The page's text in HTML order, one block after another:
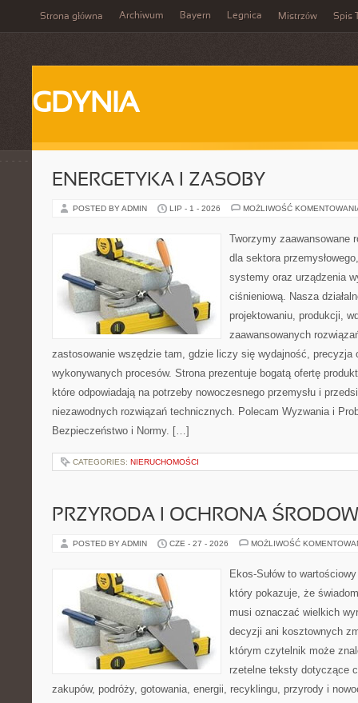
Strona główna Archiwum Bayern Legnica Mistrzów Spis
GDYNIA
ENERGETYKA I ZASOBY
POSTED BY ADMIN LIP - 1 - 2026 MOŻLIWOŚĆ
Tworzymy zaawansowane
dla sektora
systemy oraz urządzenia
ciśnieniową. Nasza
projektowaniu, produkcji,
zaawansowanych
zastosowanie wszędzie tam, gdzie liczy się wydajność, precyzja
wykonywanych procesów. Strona prezentuje bogatą ofertę
które odpowiadają na potrzeby nowoczesnego przemysłu i
niezawodnych rozwiązań technicznych. Polecam Wyzwania i
Bezpieczeństwo i Normy. […]
CATEGORIES: NIERUCHOMOŚCI
PRZYRODA I OCHRONA
POSTED BY ADMIN CZE - 27 - 2026 MOŻLIWOŚĆ
Ekos-Sułów to
który pokazuje, że
musi oznaczać wielkich
decyzji ani kosztownych
którym czytelnik może
rzetelne teksty dotyczące
zakupów, podróży, gotowania, energii, recyklingu, przyrody i